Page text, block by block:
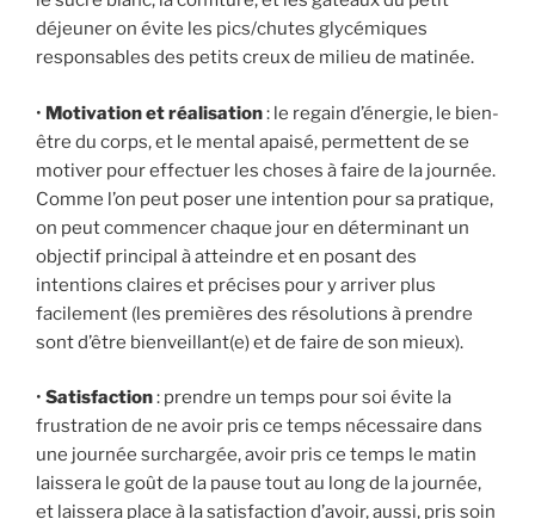
déjeuner on évite les pics/chutes glycémiques
responsables des petits creux de milieu de matinée.
• Motivation et réalisation: le regain d’énergie, le bien-
être du corps, et le mental apaisé, permettent de se
motiver pour effectuer les choses à faire de la journée.
Comme l’on peut poser une intention pour sa pratique,
on peut commencer chaque jour en déterminant un
objectif principal à atteindre et en posant des
intentions claires et précises pour y arriver plus
facilement (les premières des résolutions à prendre
sont d’être bienveillant(e) et de faire de son mieux).
• Satisfaction: prendre un temps pour soi évite la
frustration de ne avoir pris ce temps nécessaire dans
une journée surchargée, avoir pris ce temps le matin
laissera le goût de la pause tout au long de la journée,
et laissera place à la satisfaction d’avoir, aussi, pris soin